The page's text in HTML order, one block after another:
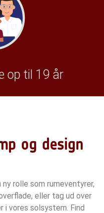
op til 19 år
og design
ny rolle som rumeventyrer,
eller tag ud over
i vores solsystem. Find